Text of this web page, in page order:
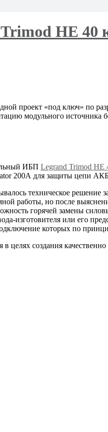
HE 40
проект «под ключ» по
модульного
ИБП Legrand Trimod HE
200А для защиты цепи
техническое
работы, но после
горячей замены
изготовителя или его
которых по
целях создания